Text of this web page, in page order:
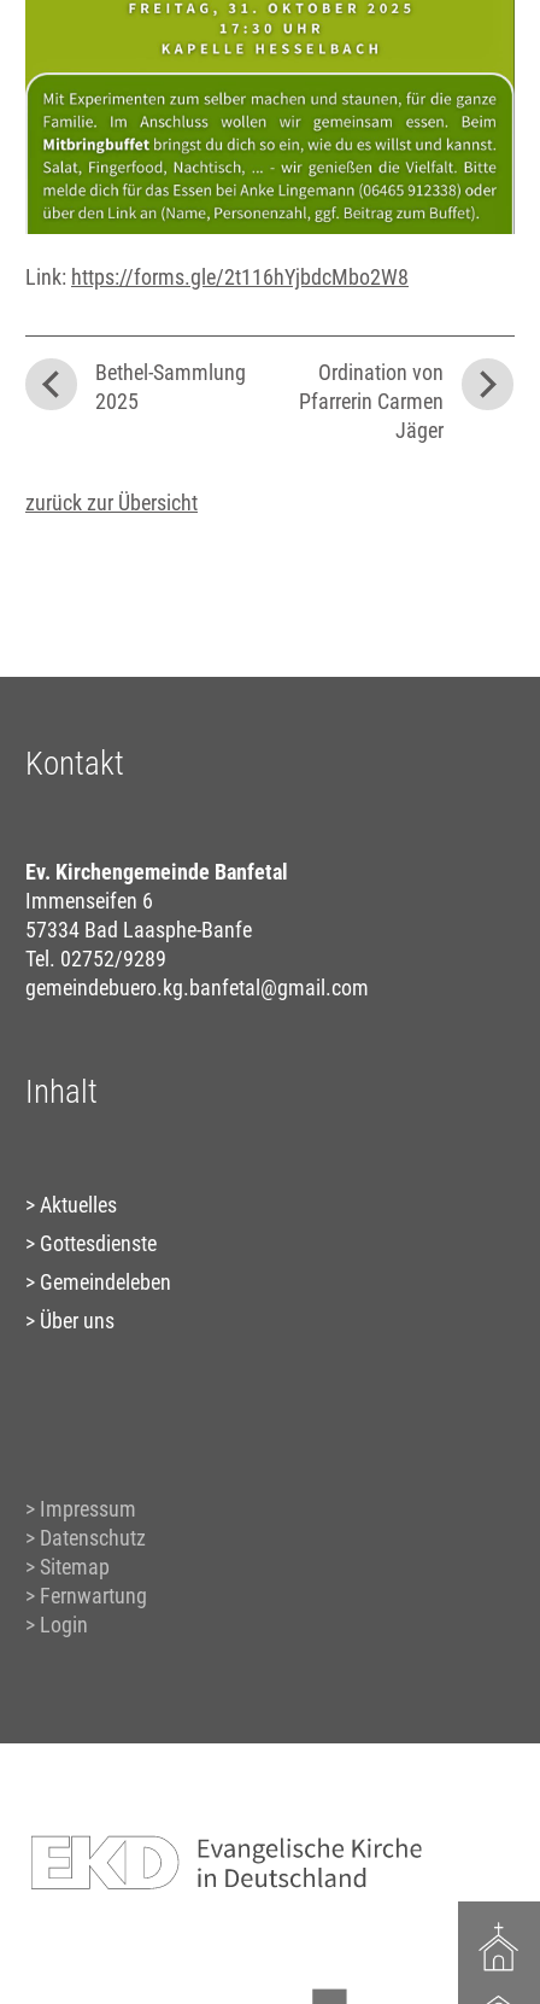
Link: https://forms.gle/2t116hYjbdcMbo2W8
Bethel-Sammlung
2025
Ordination von
Pfarrerin Carmen
Jäger
zurück zur Übersicht
Kontakt
Ev. Kirchengemeinde Banfetal
Immenseifen 6
57334 Bad Laasphe-Banfe
Tel. 02752/9289
gemeindebuero.kg.banfetal@gmail.com
Inhalt
Aktuelles
Gottesdienste
Gemeindeleben
Über uns
Impressum
Datenschutz
Sitemap
Fernwartung
Login